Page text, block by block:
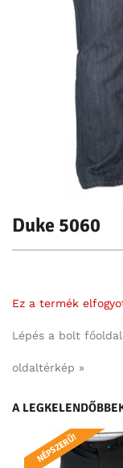
Duke 5060
Ez a termék
Lépés a bolt
oldaltérkép »
A
NÉPSZERŰ!